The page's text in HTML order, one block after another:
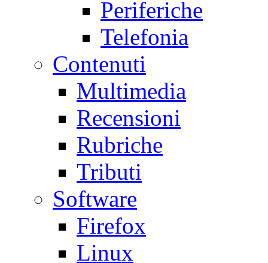
Periferiche
Telefonia
Contenuti
Multimedia
Recensioni
Rubriche
Tributi
Software
Firefox
Linux